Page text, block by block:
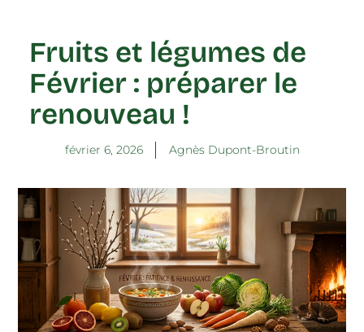
Fruits et légumes de
Février : préparer le
renouveau !
février 6, 2026 Agnès Dupont-Broutin